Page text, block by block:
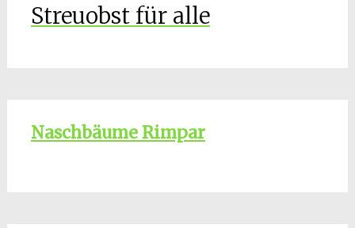
Streuobst für alle
Naschbäume Rimpar